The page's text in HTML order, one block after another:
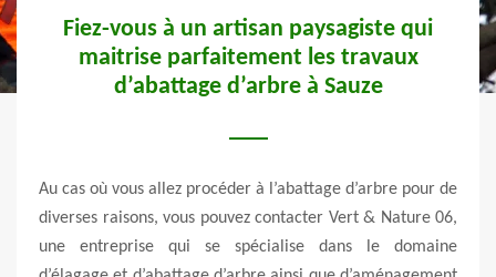
Fiez-vous à un artisan paysagiste qui
maitrise parfaitement les travaux
d’abattage d’arbre à Sauze
Au cas où vous allez procéder à l’abattage d’arbre pour de
diverses raisons, vous pouvez contacter Vert & Nature 06,
une entreprise qui se spécialise dans le domaine